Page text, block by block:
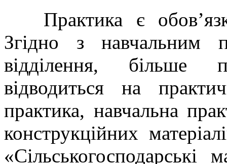
Практика є
Згідно з навчальним
відділення, більше
відводиться на
практика, навчальна
конструкційних